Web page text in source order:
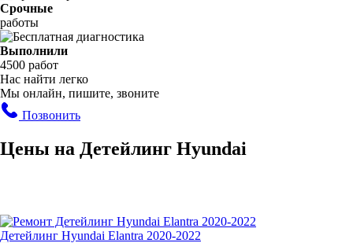
Срочные
работы
Выполнили
4500 работ
Нас найти легко
Мы онлайн, пишите, звоните
Позвонить
Цены на Детейлинг Hyundai
Детейлинг Hyundai Elantra 2020-2022